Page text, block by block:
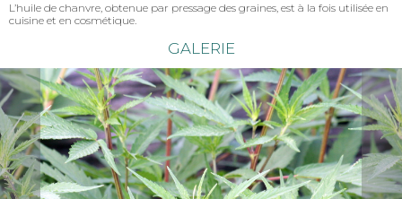
L’huile de chanvre, obtenue par pressage des graines, est à la fois utilisée en
cuisine et en cosmétique.
GALERIE